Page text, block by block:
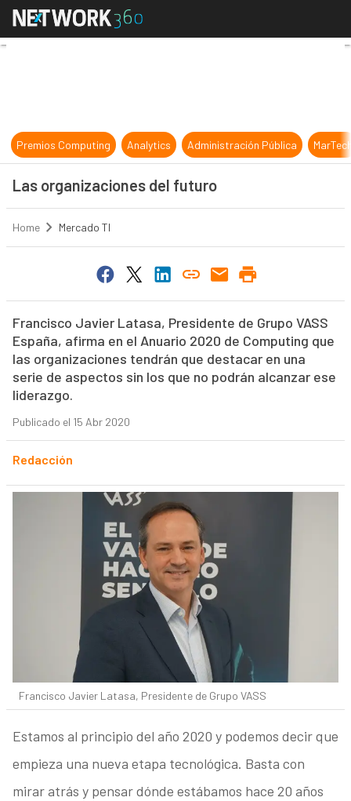
Las organizaciones del futuro
Premios Computing Analytics Administración Pública
Las organizaciones del futuro
Home Mercado TI
Francisco Javier Latasa, Presidente de Grupo VASS
España, afirma en el Anuario 2020 de Computing que
las organizaciones tendrán que destacar en una
serie de aspectos sin los que no podrán alcanzar ese
liderazgo.
Publicado el 15 Abr 2020
Redacción
Francisco Javier Latasa, Presidente de Grupo VASS
Estamos al principio del año 2020 y podemos decir que
empieza una nueva etapa tecnológica. Basta con
mirar atrás y pensar dónde estábamos hace 20 años